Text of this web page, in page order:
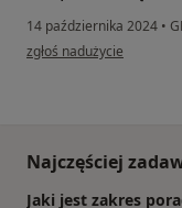
14 października 2024 •
w opinii użytkownika MR
zgłoś nadużycie
Najczęściej
Jaki jest zakres